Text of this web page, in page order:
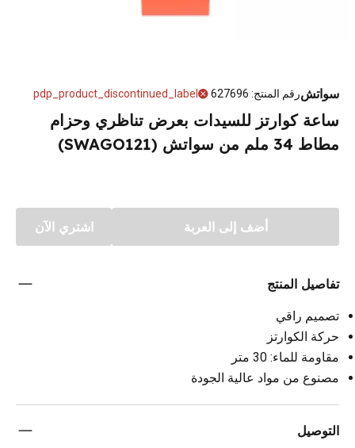
سواتشرقم المنتج:
627696
pdp_product_discontinued_label
ساعة كوارتز للسيدات بعرض تناظري وحزام
مطاط 34 ملم من سواتش (SWAGO121)
أضف إلى العربة اشتري الآن
تفاصيل المنتج
تصميم راقي
حركة الكوارتز
مقاومة للماء: 30 متر
مصنوع من مواد عالية الجودة
التوصيل